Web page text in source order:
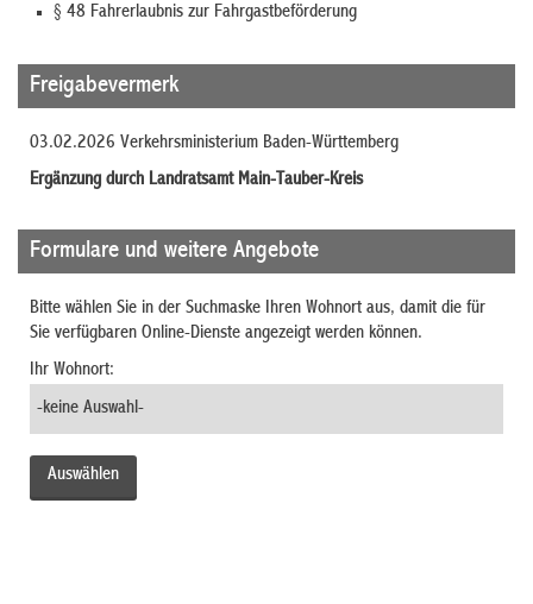
§ 48 Fahrerlaubnis zur Fahrgastbeförderung
Freigabevermerk
03.02.2026 Verkehrsministerium Baden-Württemberg
Ergänzung durch Landratsamt Main-Tauber-Kreis
Formulare und weitere Angebote
Bitte wählen Sie in der Suchmaske Ihren Wohnort aus, damit die für
Sie verfügbaren Online-Dienste angezeigt werden können.
Ihr Wohnort: